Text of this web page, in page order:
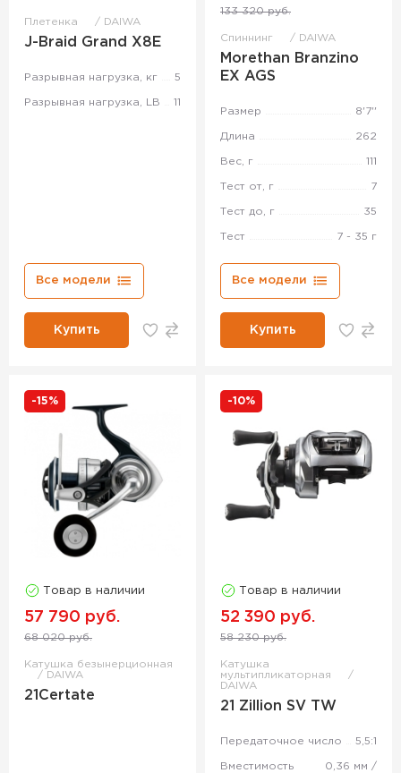
Плетенка DAIWA
J-Braid Grand X8E
Разрывная нагрузка, кг 5
Разрывная нагрузка, LB 11
Все модели
Купить
133 320 руб.
Спиннинг DAIWA
Morethan Branzino
EX AGS
Размер 8'7''
Длина 262
Вес, г 111
Тест от, г 7
Тест до, г 35
Тест 7 - 35 г
Все модели
Купить
-15%
Товар в наличии
57 790 руб.
68 020 руб.
Катушка безынерционная
DAIWA
21Certate
-10%
Товар в наличии
52 390 руб.
58 230 руб.
Катушка
мультипликаторная
DAIWA
21 Zillion SV TW
Передаточное число 5,5:1
Вместимость
0,36 мм /